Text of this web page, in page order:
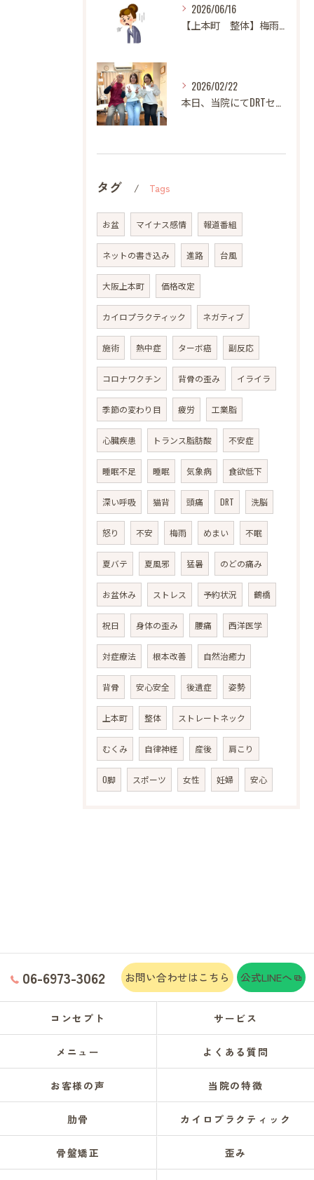
2026/06/16
【上本町 整体】梅雨になると体調が悪くなる方へ
2026/02/22
本日、当院にてDRTセミナーを開催いたしました。
タグ Tags
お盆 マイナス感情 報道番組
ネットの書き込み 進路 台風
大阪上本町 価格改定
カイロプラクティック ネガティブ
施術 熱中症 ターボ癌 副反応
コロナワクチン 背骨の歪み イライラ
季節の変わり目 疲労 工業脂
心臓疾患 トランス脂肪酸 不安症
睡眠不足 睡眠 気象病 食欲低下
深い呼吸 猫背 頭痛 DRT 洗脳
怒り 不安 梅雨 めまい 不眠
夏バテ 夏風邪 猛暑 のどの痛み
お盆休み ストレス 予約状況 鶴橋
祝日 身体の歪み 腰痛 西洋医学
対症療法 根本改善 自然治癒力
背骨 安心安全 後遺症 姿勢
上本町 整体 ストレートネック
むくみ 自律神経 産後 肩こり
O脚 スポーツ 女性 妊婦 安心
06-6973-3062 お問い合わせはこちら 公式LINEへ
コンセプト サービス
メニュー よくある質問
お客様の声 当院の特徴
肋骨 カイロプラクティック
骨盤矯正 歪み